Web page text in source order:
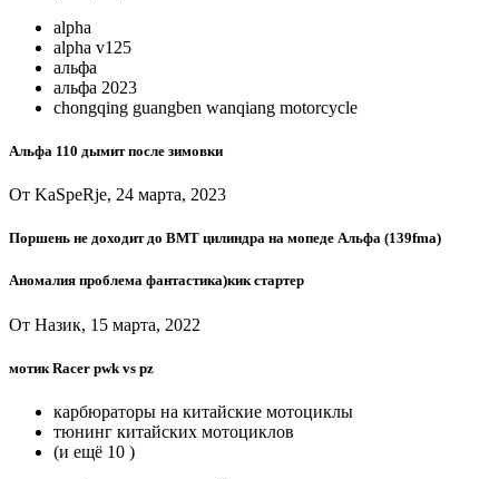
alpha
alpha v125
альфа
альфа 2023
chongqing guangben wanqiang motorcycle
Альфа 110 дымит после зимовки
От KaSpeRje, 24 марта, 2023
Поршень не доходит до ВМТ цилиндра на мопеде Альфа (139fma)
Аномалия проблема фантастика)кик стартер
От Назик, 15 марта, 2022
мотик Racer pwk vs pz
карбюраторы на китайские мотоциклы
тюнинг китайских мотоциклов
(и ещё 10 )